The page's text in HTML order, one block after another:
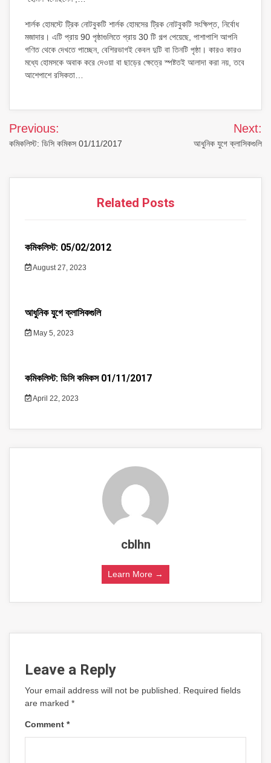
শার্লক হোমস্টে ট্রিক নোটবুকটি শার্লক হোমসের ট্রিক নোটবুকটি সংক্ষিপ্ত, নির্বোধ
মজাদার। এটি প্রায় 90 পৃষ্ঠাগুলিতে প্রায় 30 টি গল্প পেয়েছে, পাশাপাশি আপনি
গণিত থেকে দেখতে পাচ্ছেন, বেশিরভাগই কেবল দুটি বা তিনটি পৃষ্ঠা। কারও কারও
মধ্যে হোমসকে অবাক করে দেওয়া বা ছাড়ের ক্ষেত্রে স্পষ্টতই আলাদা করা নয়, তবে
আশেপাশে রসিকতা…
Post
navigation
Previous:
কমিকলিস্ট: ডিসি কমিকস 01/11/2017
Next:
আধুনিক যুগে ক্লাসিকগুলি
Related Posts
কমিকলিস্ট: 05/02/2012
August 27, 2023
আধুনিক যুগে ক্লাসিকগুলি
May 5, 2023
কমিকলিস্ট: ডিসি কমিকস 01/11/2017
April 22, 2023
cblhn
Learn More →
Leave a Reply
Your email address will not be published.
Required fields
are marked *
Comment *